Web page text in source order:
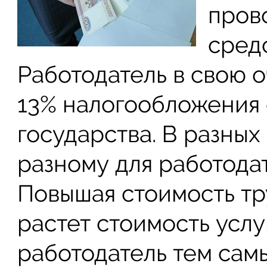
Работодатель в свою
13%
государства. В
разному для
Повышая стоимость
растет стоимость
работодатель тем